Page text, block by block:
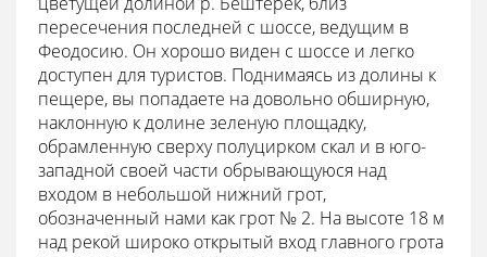
пересечения последней с шоссе, ведущим в
Феодосию. Он хорошо виден с шоссе и легко
доступен для туристов. Поднимаясь из долины к
пещере, вы попадаете на довольно обширную,
наклонную к долине зеленую площадку,
обрамленную сверху полуцирком скал и в юго-
западной своей части обрывающуюся над
входом в небольшой нижний грот,
обозначенный нами как грот № 2. На высоте 18 м
над рекой широко открытый вход главного грота